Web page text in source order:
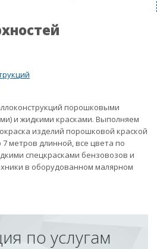
порошковыми
и жидкими красками. Выполняем
изделий порошковой краской
метров длинной, все цвета по
спецкрасками бензовозов и
в оборудованном малярном
по услугам